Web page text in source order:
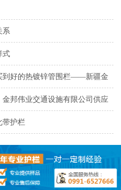
式
到好的热镀锌管围栏——新疆金
邦伟业交通设施有限公司供应
护栏